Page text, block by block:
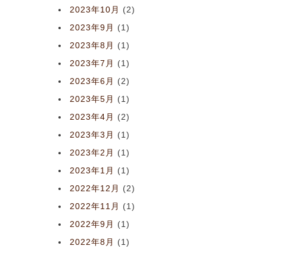
2023年10月
(2)
2023年9月
(1)
2023年8月
(1)
2023年7月
(1)
2023年6月
(2)
2023年5月
(1)
2023年4月
(2)
2023年3月
(1)
2023年2月
(1)
2023年1月
(1)
2022年12月
(2)
2022年11月
(1)
2022年9月
(1)
2022年8月
(1)